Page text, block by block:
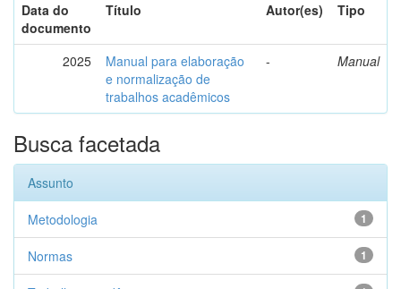
Data do
documento
Título Autor(es) Tipo
2025
Manual para elaboração
e normalização de
trabalhos acadêmicos
- Manual
Busca facetada
Assunto
1
Metodologia
1
Normas